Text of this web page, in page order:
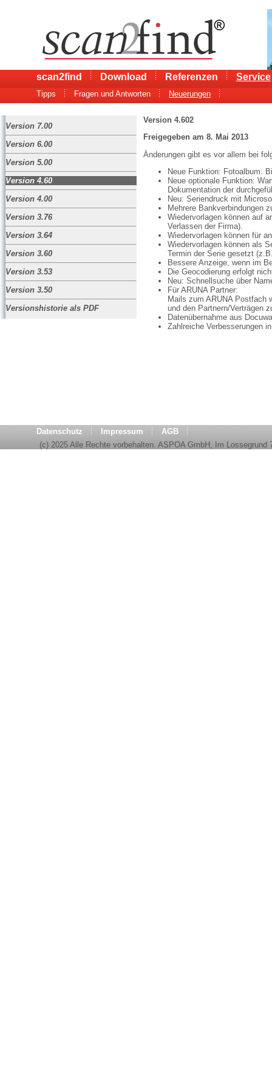
scan2find Download Referenzen Service
Tipps Fragen und Antworten Neuerungen
Version 7.00
Version 6.00
Version 5.00
Version 4.60
Version 4.00
Version 3.76
Version 3.64
Version 3.60
Version 3.53
Version 3.50
Versionshistorie als PDF
Version 4.602
Freigegeben am 8. Mai 2013
Änderungen gibt es vor allem bei
Neue Funktion: Fotoalbum.
Neue optionale Funktion:
Dokumentation der
Neu: Seriendruck mit
Mehrere Bankverbindungen
Wiedervorlagen können auf
Verlassen der Firma).
Wiedervorlagen können für
Wiedervorlagen können als
Termin der Serie gesetzt
Bessere Anzeige, wenn im
Die Geocodierung erfolgt
Neu: Schnellsuche über
Für ARUNA Partner:
Mails zum ARUNA Postfach
und den Partnern/Verträgen
Datenübernahme aus
Zahlreiche Verbesserungen
Datenschutz Impressum
AGB
(c) 2025 Alle Rechte vorbehalten. ASPOA GmbH, Im